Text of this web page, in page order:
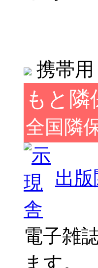
携帯用
もと隣
全国隣
出
電子雑
ます。